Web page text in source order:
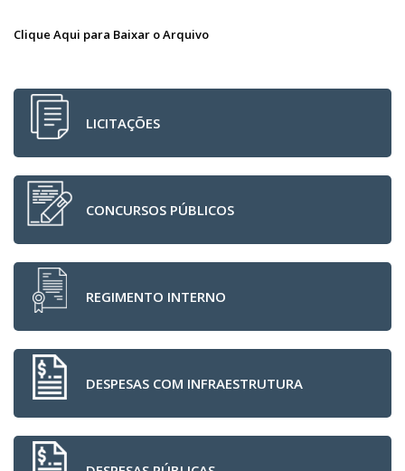
Clique Aqui para Baixar o Arquivo
LICITAÇÕES
CONCURSOS PÚBLICOS
REGIMENTO INTERNO
DESPESAS COM INFRAESTRUTURA